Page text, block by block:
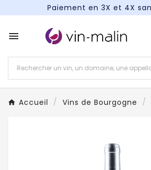
Paiement en 3X et 4X
Paiement en 3X et 4X

Accueil Vins de Bourgogne